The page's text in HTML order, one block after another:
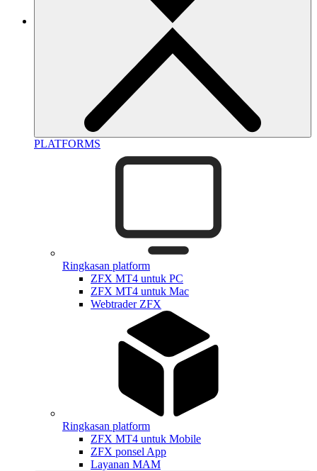
PLATFORMS
Ringkasan platform
ZFX MT4 untuk PC
ZFX MT4 untuk Mac
Webtrader ZFX
Ringkasan platform
ZFX MT4 untuk Mobile
ZFX ponsel App
Layanan MAM